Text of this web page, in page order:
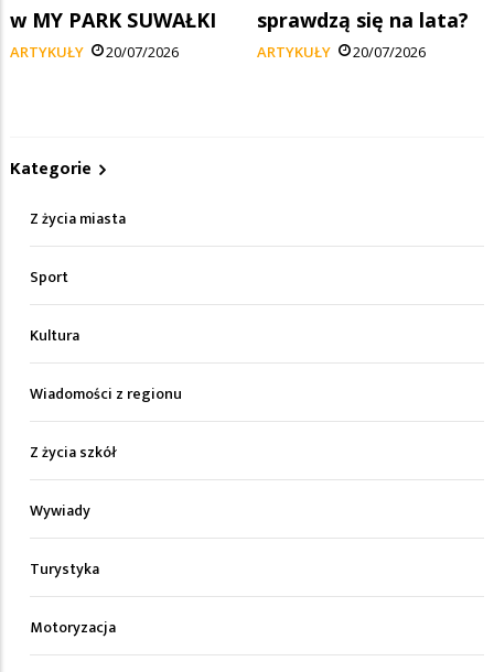
w MY PARK SUWAŁKI
ARTYKUŁY 20/07/2026
sprawdzą się na lata?
ARTYKUŁY 20/07/2026
Kategorie
Z życia miasta
Sport
Kultura
Wiadomości z regionu
Z życia szkół
Wywiady
Turystyka
Motoryzacja